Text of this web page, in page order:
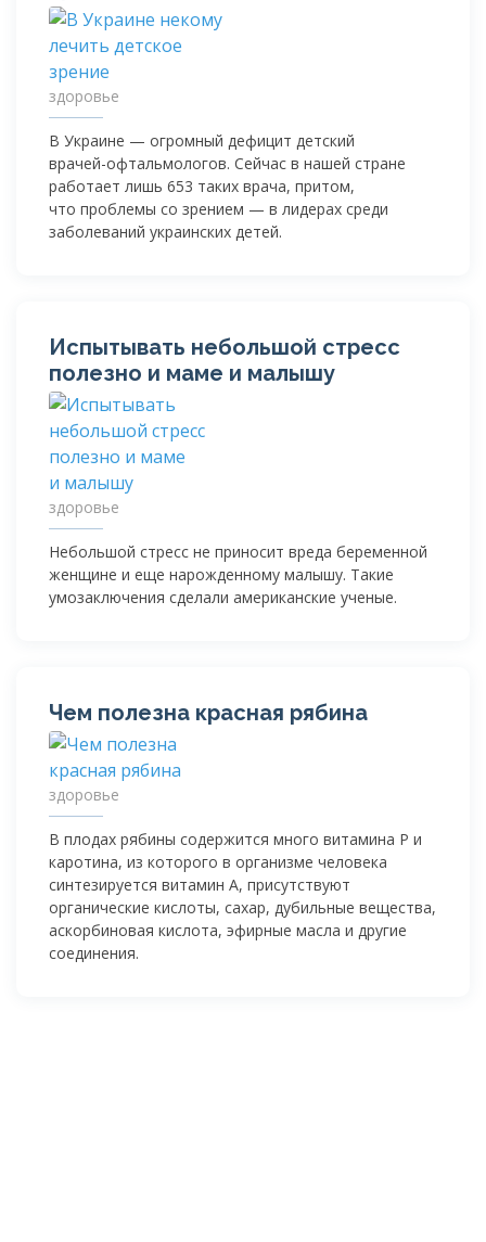
здоровье
В Украине — огромный дефицит детский
врачей-офтальмологов. Сейчас в нашей стране
работает лишь 653 таких врача, притом,
что проблемы со зрением — в лидерах среди
заболеваний украинских детей.
Испытывать небольшой стресс
полезно и маме и малышу
здоровье
Небольшой стресс не приносит вреда беременной
женщине и еще нарожденному малышу. Такие
умозаключения сделали американские ученые.
Чем полезна красная рябина
здоровье
В плодах рябины содержится много витамина Р и
каротина, из которого в организме человека
синтезируется витамин А, присутствуют
органические кислоты, сахар, дубильные вещества,
аскорбиновая кислота, эфирные масла и другие
соединения.